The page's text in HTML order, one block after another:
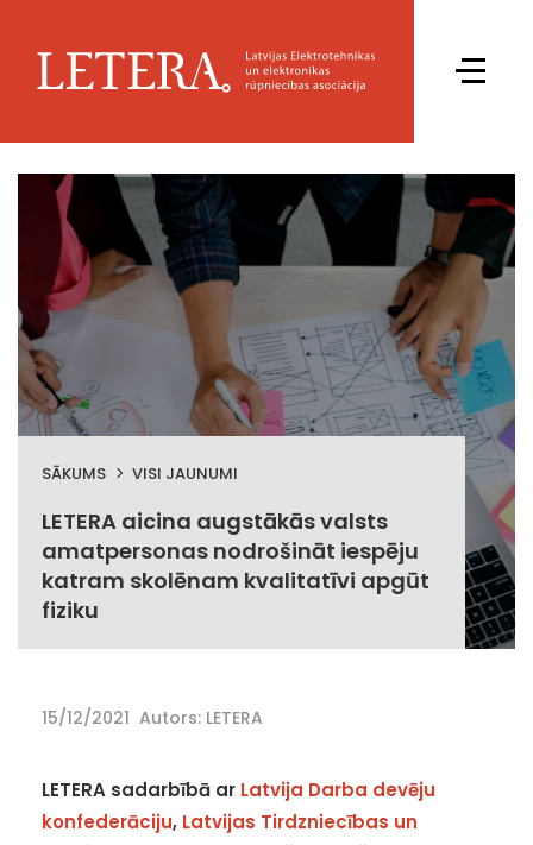
SĀKUMS VISI JAUNUMI
LETERA aicina augstākās valsts
amatpersonas nodrošināt iespēju
katram skolēnam kvalitatīvi apgūt
fiziku
15/12/2021 Autors: LETERA
LETERA sadarbībā ar Latvija Darba devēju
konfederāciju, Latvijas Tirdzniecības un